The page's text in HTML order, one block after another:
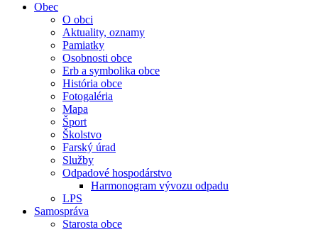
Obec
O obci
Aktuality, oznamy
Pamiatky
Osobnosti obce
Erb a symbolika obce
História obce
Fotogaléria
Mapa
Šport
Školstvo
Farský úrad
Služby
Odpadové hospodárstvo
Harmonogram vývozu odpadu
LPS
Samospráva
Starosta obce